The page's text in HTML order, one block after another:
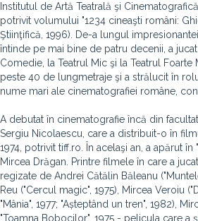
Institutul de Artă Teatrală şi
potrivit volumului "1234 cineaşti români:
Ştiinţifică, 1996). De-a lungul
întinde pe mai bine de patru decenii, a
Comedie, la Teatrul Mic şi la Teatrul Foarte
peste 40 de lungmetraje şi a strălucit în
nume mari ale cinematografiei române,
A debutat în cinematografie încă din
Sergiu Nicolaescu, care a distribuit-o în
1974, potrivit tiff.ro. În acelaşi an, a apărut în
Mircea Drăgan. Printre filmele în care a
regizate de Andrei Cătălin Băleanu
Reu ("Cercul magic", 1975), Mircea Veroiu
"Mânia", 1977; "Așteptând un tren", 1982),
"Toamna Bobocilor", 1975 - pelicula care a